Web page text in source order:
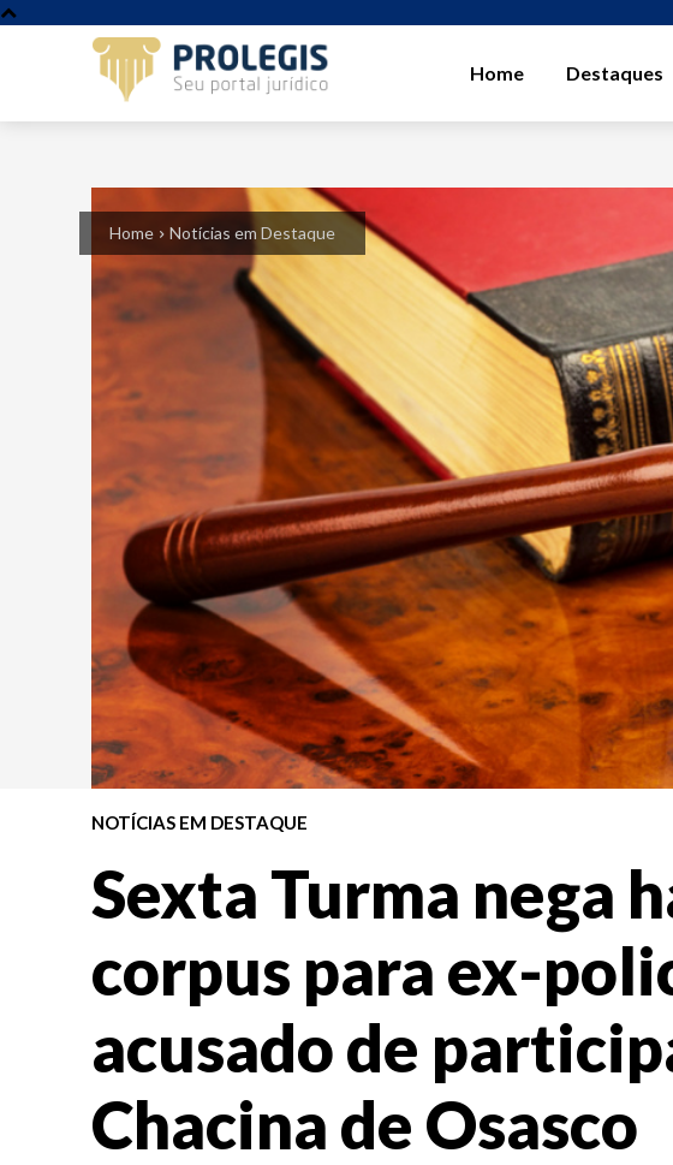
Home Destaques
Home Notícias em Destaque
NOTÍCIAS EM DESTAQUE
Sexta Turma nega
corpus para ex-
acusado de
Chacina de Osasco